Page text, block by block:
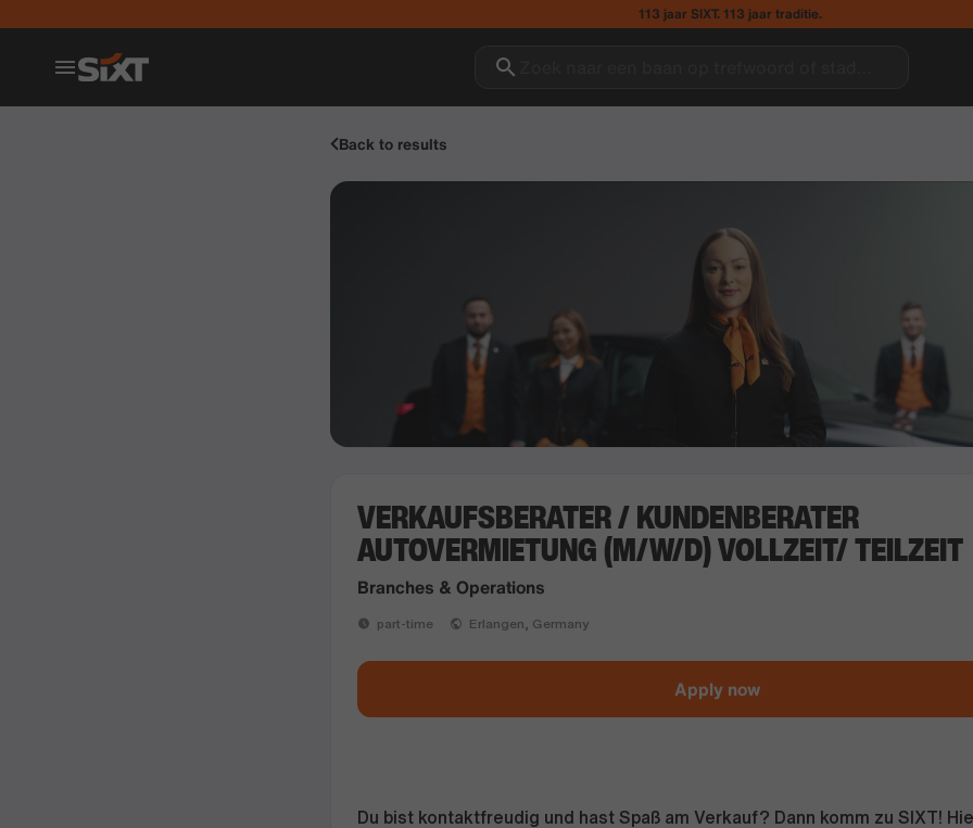
113 jaar SIXT. 113 jaar traditie.
Back to results
VERKAUFSBERATER / KUNDENBERATER
AUTOVERMIETUNG (M/W/D) VOLLZEIT/ TEILZEIT
Branches & Operations
part-time Erlangen, Germany
Apply now
Du bist kontaktfreudig und hast Spaß am Verkauf? Dann komm zu SIXT!